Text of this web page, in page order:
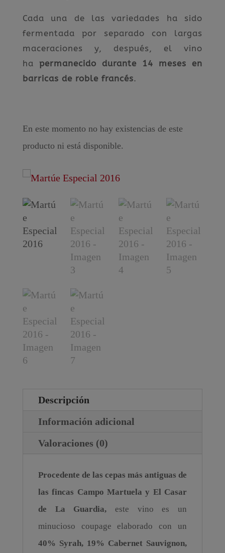
Cada una de las variedades ha sido
fermentada por separado con largas
maceraciones y, después, el vino
ha permanecido durante 14 meses en
barricas de roble francés.
En este momento no hay existencias de este
producto ni está disponible.
Descripción
Información adicional
Valoraciones (0)
Procedente de las cepas más antiguas de
las fincas Campo Martuela y El Casar
de La Guardia, este vino es un
minucioso coupage elaborado con un
40% Syrah, 19% Cabernet Sauvignon,